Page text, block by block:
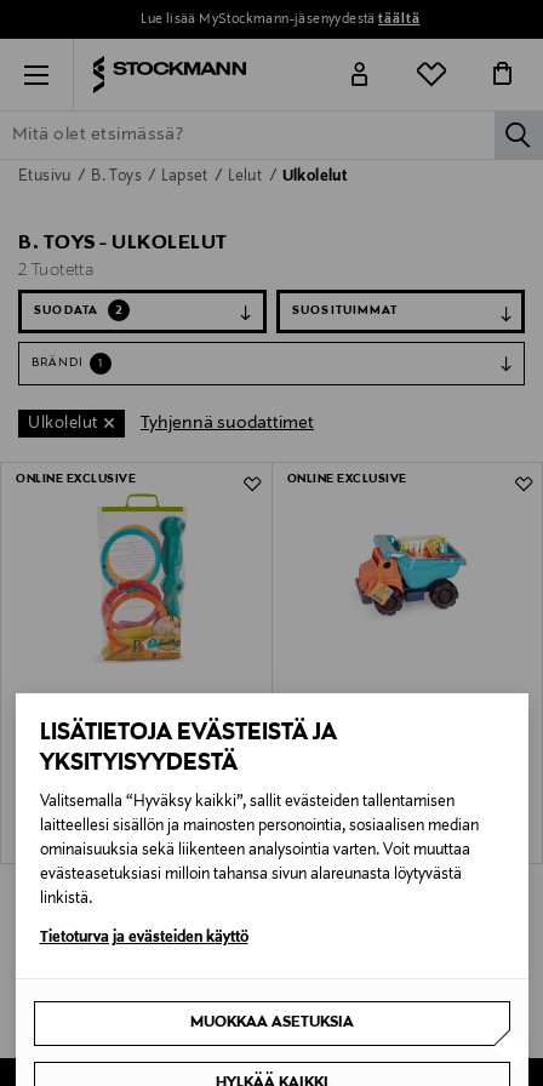
LISÄTIETOJA EVÄSTEISTÄ JA
YKSITYISYYDESTÄ
Valitsemalla “Hyväksy kaikki”, sallit evästeiden tallentamisen
laitteellesi sisällön ja mainosten personointia, sosiaalisen median
ominaisuuksia sekä liikenteen analysointia varten. Voit muuttaa
evästeasetuksiasi milloin tahansa sivun alareunasta löytyvästä
linkistä.
Tietoturva ja evästeiden käyttö
MUOKKAA ASETUKSIA
Lue lisää MyStockmann-jäsenyydestätäältä
Menu
ETSI KAIKKI NAISET MIEHET LAPSET
Etusivu B. Toys Lapset Lelut Ulkolelut
B. TOYS - ULKOLELUT
2 Tuotetta
SUODATA 2
BRÄNDI 1
Ulkolelut Tyhjennä suodattimet
2 Tuotetta
ONLINE EXCLUSIVE
B. TOYS Renkaanheittopeli
Original Price
24,99 €
ONLINE EXCLUSIVE
B. TOYS
B. TOYS Vesi/ hiekkaleikkisetti, auto